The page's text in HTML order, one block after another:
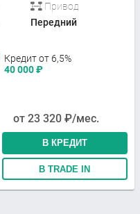
Привод
Передний
Кредит от 6,5%
40 000₽
от 23 320 ₽/мес.
В КРЕДИТ
В TRADE IN